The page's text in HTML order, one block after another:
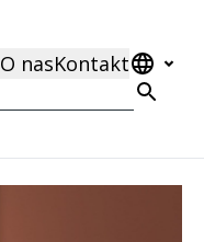
O nasKontakt